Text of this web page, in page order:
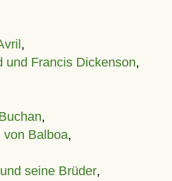
,
und Francis Dickenson,
,
von Balboa,
seine Brüder,